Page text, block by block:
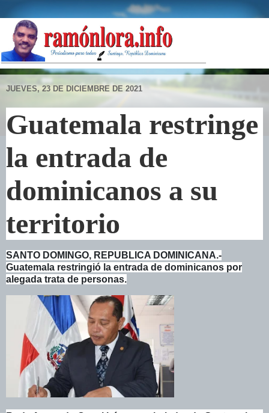
JUEVES, 23 DE DICIEMBRE DE 2021
Guatemala restringe
la entrada de
dominicanos a su
territorio
SANTO DOMINGO, REPUBLICA DOMINICANA.-
Guatemala restringió la entrada de dominicanos por
alegada trata de personas.